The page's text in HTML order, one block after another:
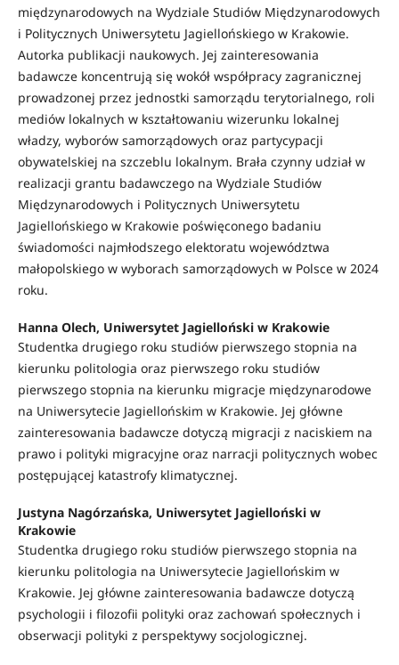
międzynarodowych na Wydziale Studiów Międzynarodowych
i Politycznych Uniwersytetu Jagiellońskiego w Krakowie.
Autorka publikacji naukowych. Jej zainteresowania
badawcze koncentrują się wokół współpracy zagranicznej
prowadzonej przez jednostki samorządu terytorialnego, roli
mediów lokalnych w kształtowaniu wizerunku lokalnej
władzy, wyborów samorządowych oraz partycypacji
obywatelskiej na szczeblu lokalnym. Brała czynny udział w
realizacji grantu badawczego na Wydziale Studiów
Międzynarodowych i Politycznych Uniwersytetu
Jagiellońskiego w Krakowie poświęconego badaniu
świadomości najmłodszego elektoratu województwa
małopolskiego w wyborach samorządowych w Polsce w 2024
roku.
Hanna Olech, Uniwersytet Jagielloński w Krakowie
Studentka drugiego roku studiów pierwszego stopnia na
kierunku politologia oraz pierwszego roku studiów
pierwszego stopnia na kierunku migracje międzynarodowe
na Uniwersytecie Jagiellońskim w Krakowie. Jej główne
zainteresowania badawcze dotyczą migracji z naciskiem na
prawo i polityki migracyjne oraz narracji politycznych wobec
postępującej katastrofy klimatycznej.
Justyna Nagórzańska, Uniwersytet Jagielloński w
Krakowie
Studentka drugiego roku studiów pierwszego stopnia na
kierunku politologia na Uniwersytecie Jagiellońskim w
Krakowie. Jej główne zainteresowania badawcze dotyczą
psychologii i filozofii polityki oraz zachowań społecznych i
obserwacji polityki z perspektywy socjologicznej.